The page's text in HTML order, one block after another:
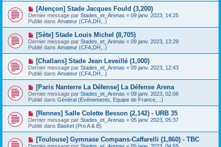
e
e
s
a
g
e
e
u
m
e
s
a
g
e
N
o
u
v
e
u
m
e
s
a
g
e
[Alençon] Stade Jacques Fould (3,200)
Dernier message par Stades_et_Arenas « 09 janv. 2023, 14:25
Publié dans Amateur (CFA,DH,..)
N
o
u
v
e
u
m
e
s
a
g
e
[Sète] Stade Louis Michel (8,705)
Dernier message par Stades_et_Arenas « 09 janv. 2023, 13:29
Publié dans Amateur (CFA,DH,..)
N
o
u
v
e
u
m
e
s
a
g
e
[Challans] Stade Jean Leveillé (1,000)
Dernier message par Stades_et_Arenas « 09 janv. 2023, 12:43
Publié dans Amateur (CFA,DH,..)
N
o
u
v
e
u
m
e
s
[Paris Nanterre La Défense] La Défense Arena
Dernier message par Stades_et_Arenas « 09 janv. 2023, 02:06
Publié dans Général (Evénements, Equipe de France,...)
N
o
u
v
e
[Rennes] Salle Colette Besson (2,142) - URB 35
Dernier message par Stades_et_Arenas « 05 janv. 2023, 05:37
Publié dans Basket (Pro A & B)
N
o
[Toulouse] Gymnase Compans-Caffarelli (1,860) - TBC
Dernier message par Stades_et_Arenas « 05 janv. 2023, 04:55